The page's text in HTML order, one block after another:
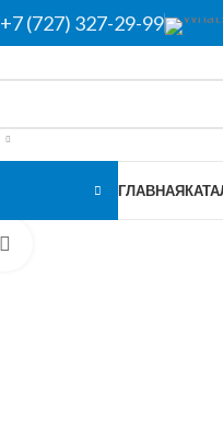
+7 (727) 327-29-99
ГЛАВНАЯ